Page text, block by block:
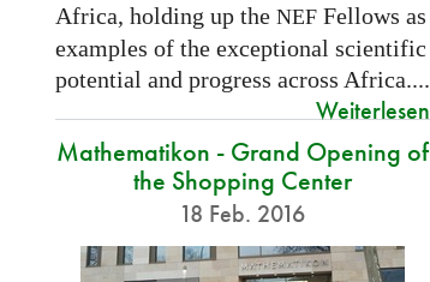
Africa, holding up the NEFFellows as
examples of the exceptional scientific
potential and progress across Africa....
Weiterlesen
Mathematikon - Grand Opening of
the Shopping Center
18 Feb. 2016